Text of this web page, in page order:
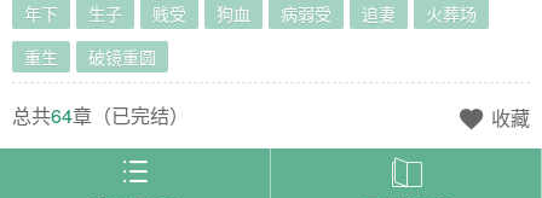
年下 生子 贱受 狗血 病弱受 追妻
火葬场
重生
破镜重圆
总共64章（已完结）  收藏
 